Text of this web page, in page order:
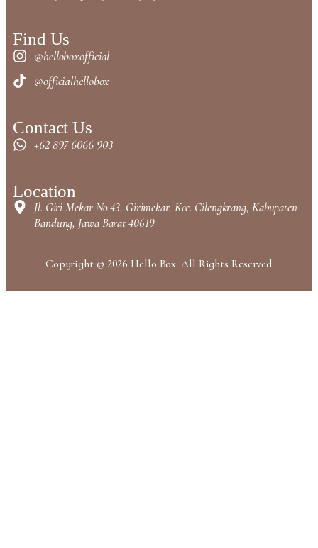
Find Us
@helloboxofficial
@officialhellobox
Contact Us
+62 897 6066 903
Location
Jl. Giri Mekar No.43, Girimekar, Kec. Cilengkrang, Kabupaten
Bandung, Jawa Barat 40619
Copyright © 2026 Hello Box. All Rights Reserved